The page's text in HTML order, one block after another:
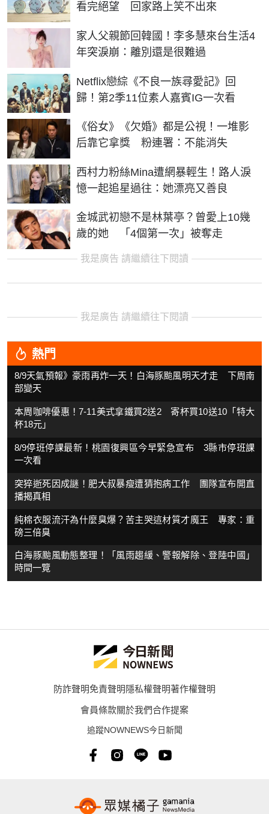
看完絕望 回家路上笑不出來
家人父親節回韓國！李多慧來台生活4
年突淚崩：離別還是很難過
Netflix戀綜《不良一族尋愛記》回
歸！第2季11位素人嘉賓IG一次看
《俗女》《欠婚》都是公視！一堆影
后靠它拿獎 粉連署：不能消失
西村力粉絲Mina遭網暴輕生！路人淚
憶一起追星過往：她漂亮又善良
金城武初戀不是林葉亭？曾愛上10幾
歲的她 「4個第一次」被奪走
我是廣告 請繼續往下閱讀
我是廣告 請繼續往下閱讀
熱門
8/9天氣預報》豪雨再炸一天！白海豚颱風明天才走 下周南
部變天
本周咖啡優惠！7-11美式拿鐵買2送2 寄杯買10送10「特大
杯18元」
8/9停班停課最新！桃園復興區今早緊急宣布 3縣市停班課
一次看
突猝逝死因成謎！肥大叔暴瘦遭猜抱病工作 團隊宣布開直
播揭真相
純棉衣服流汗為什麼臭爆？苦主哭這材質才魔王 專家：重
磅三倍臭
白海豚颱風動態整理！「風雨趨緩、警報解除、登陸中國」
時間一覽
防詐聲明免責聲明隱私權聲明著作權聲明
會員條款關於我們合作提案
追蹤NOWNEWS今日新聞